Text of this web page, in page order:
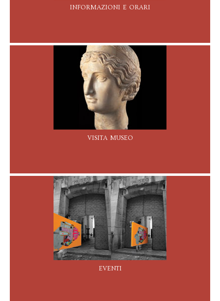
informazioni e orari
visita museo
eventi